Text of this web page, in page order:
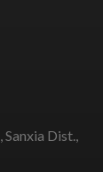
Sanxia Dist.,